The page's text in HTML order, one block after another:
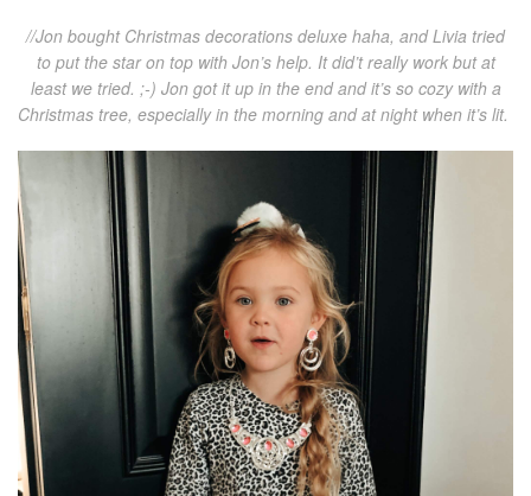
//Jon bought Christmas decorations deluxe haha, and Livia tried
to put the star on top with Jon’s help. It did’t really work but at
least we tried. ;-) Jon got it up in the end and it’s so cozy with a
Christmas tree, especially in the morning and at night when it’s lit.